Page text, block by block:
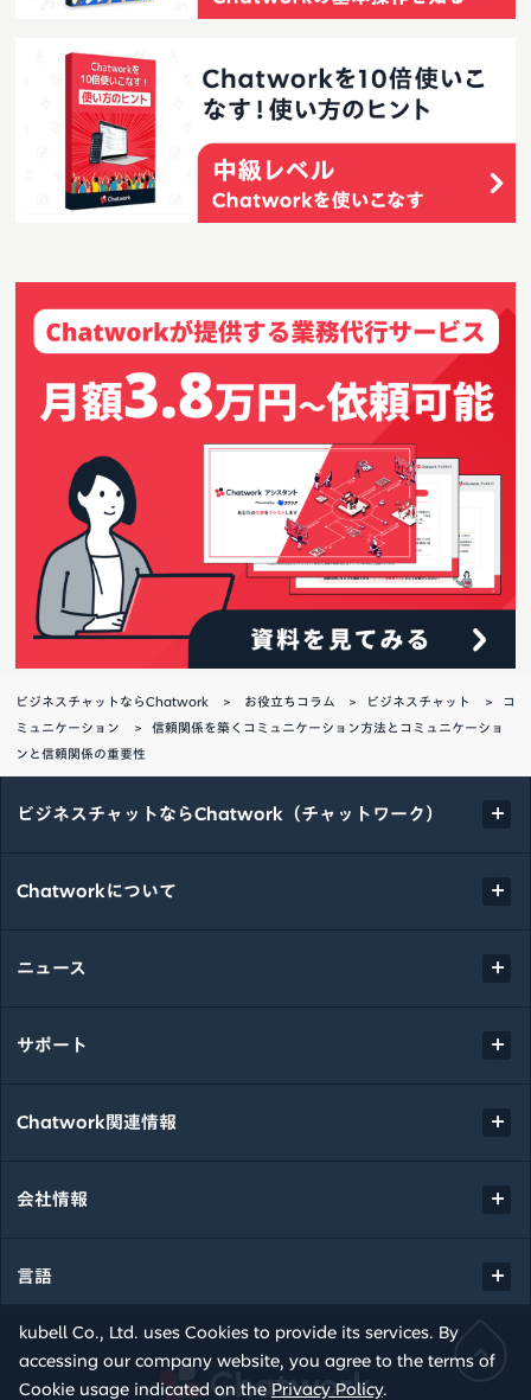
kubell Co., Ltd. uses Cookies to provide its services. By
accessing our company website, you agree to the terms of
Cookie usage indicated on the Privacy Policy.
ビジネスチャットならChatwork お役立ちコラム ビジネスチャット
コ
ミュニケーション
信頼関係を築くコミュニケーション方法とコミュニケーショ
ンと信頼関係の重要性
ビジネスチャットならChatwork（チャットワーク）
Chatworkについて
ニュース
サポート
Chatwork関連情報
会社情報
言語